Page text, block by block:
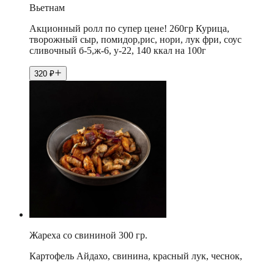
Вьетнам
Акционный ролл по супер цене! 260гр Курица,
творожный сыр, помидор,рис, нори, лук фри, соус
сливочный б-5,ж-6, у-22, 140 ккал на 100г
320 ₽
Жареха со свининой 300 гр.
Картофель Айдахо, свинина, красный лук, чеснок,